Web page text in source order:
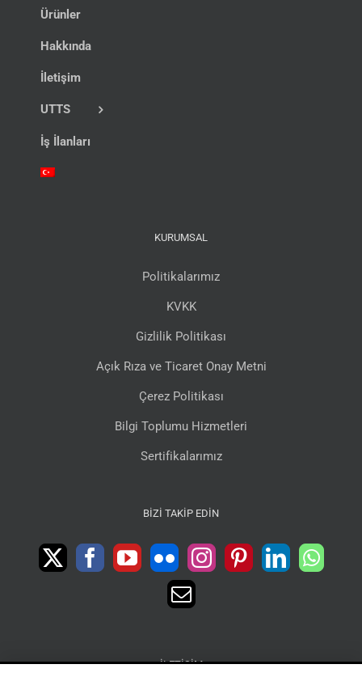
Ürünler
Hakkında
İletişim
UTTS
İş İlanları
KURUMSAL
Politikalarımız
KVKK
Gizlilik Politikası
Açık Rıza ve Ticaret Onay Metni
Çerez Politikası
Bilgi Toplumu Hizmetleri
Sertifikalarımız
BIZI TAKIP EDIN
İLETIŞIM